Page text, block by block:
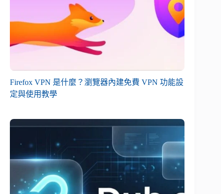
Firefox VPN 是什麼？瀏覽器內建免費 VPN 功能設
定與使用教學